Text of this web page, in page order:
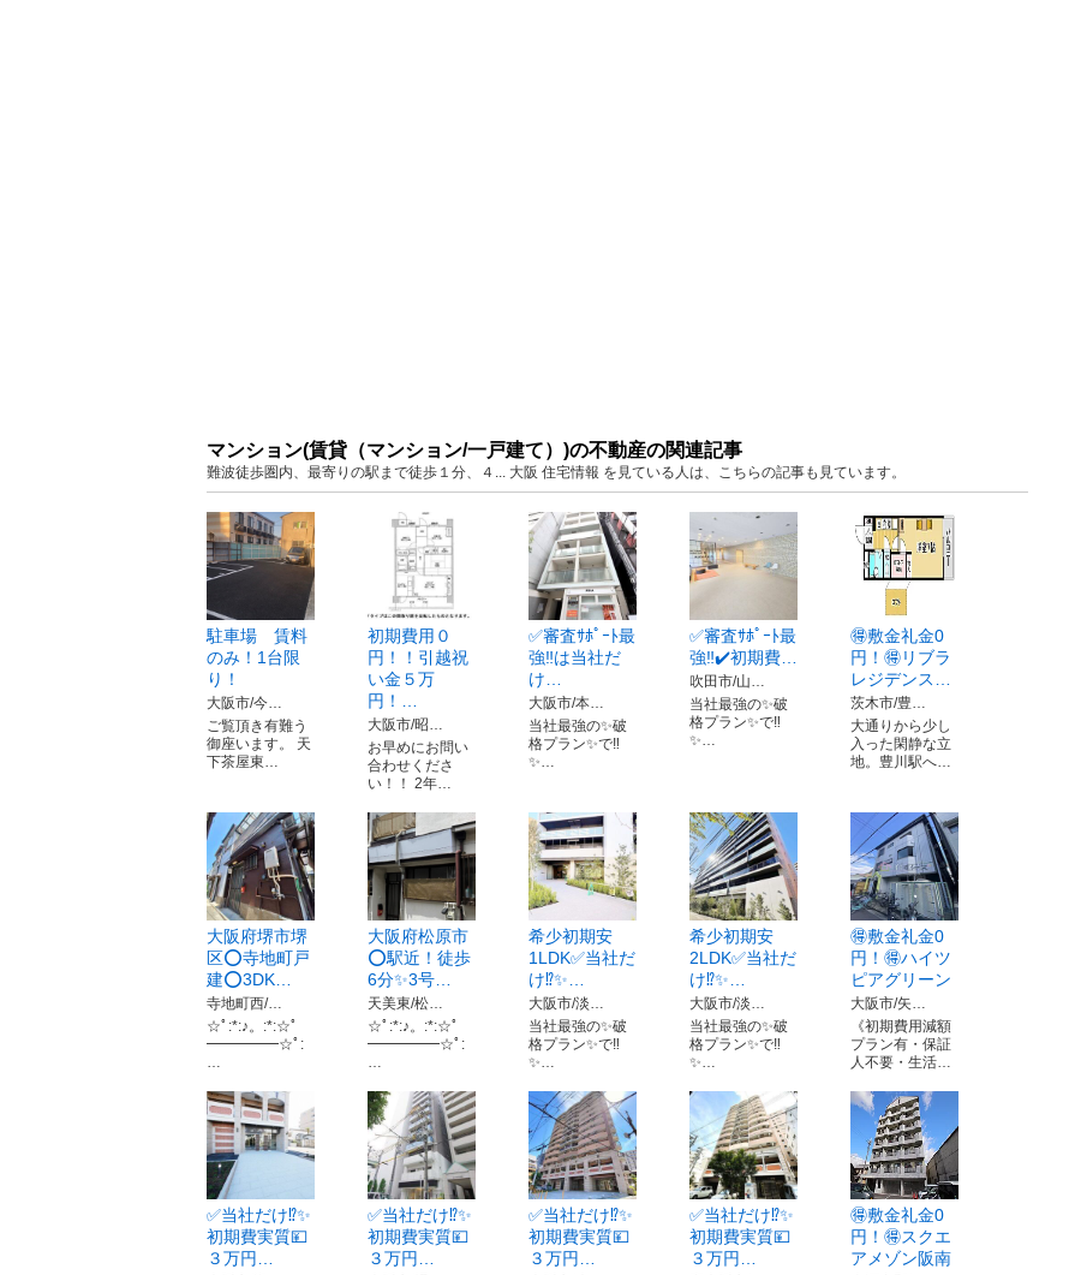
マンション(賃貸（マンション/一戸建て）)の不動産の関連記事
難波徒歩圏内、最寄りの駅まで徒歩１分、４... 大阪 住宅情報 を見ている人は、こちらの記事も見ています。
駐車場 賃料
のみ！1台限
り！
大阪市/今…
ご覧頂き有難う
御座います。 天
下茶屋東…
初期費用０
円！！引越祝
い金５万
円！…
大阪市/昭…
お早めにお問い
合わせくださ
い！！ 2年…
✅審査ｻﾎﾟｰﾄ最
強‼️は当社だ
け…
大阪市/本…
当社最強の✨破
格プラン✨で‼️
✨…
✅審査ｻﾎﾟｰﾄ最
強‼️✔️初期費…
吹田市/山…
当社最強の✨破
格プラン✨で‼️
✨…
🉐敷金礼金0
円！🉐リブラ
レジデンス…
茨木市/豊…
大通りから少し
入った閑静な立
地。豊川駅へ…
大阪府堺市堺
区⭕寺地町戸
建⭕3DK…
寺地町西/…
☆ﾟ:*:♪。:*:☆ﾟ
━━━━━☆ﾟ:
…
大阪府松原市
⭕駅近！徒歩
6分✨3号…
天美東/松…
☆ﾟ:*:♪。:*:☆ﾟ
━━━━━☆ﾟ:
…
希少初期安
1LDK✅当社だ
け⁉️✨…
大阪市/淡…
当社最強の✨破
格プラン✨で‼️
✨…
希少初期安
2LDK✅当社だ
け⁉️✨…
大阪市/淡…
当社最強の✨破
格プラン✨で‼️
✨…
🉐敷金礼金0
円！🉐ハイツ
ピアグリーン
大阪市/矢…
《初期費用減額
プラン有・保証
人不要・生活…
✅当社だけ⁉️✨
初期費実質💴
３万円…
✅当社だけ⁉️✨
初期費実質💴
３万円…
✅当社だけ⁉️✨
初期費実質💴
３万円…
✅当社だけ⁉️✨
初期費実質💴
３万円…
🉐敷金礼金0
円！🉐スクエ
アメゾン阪南